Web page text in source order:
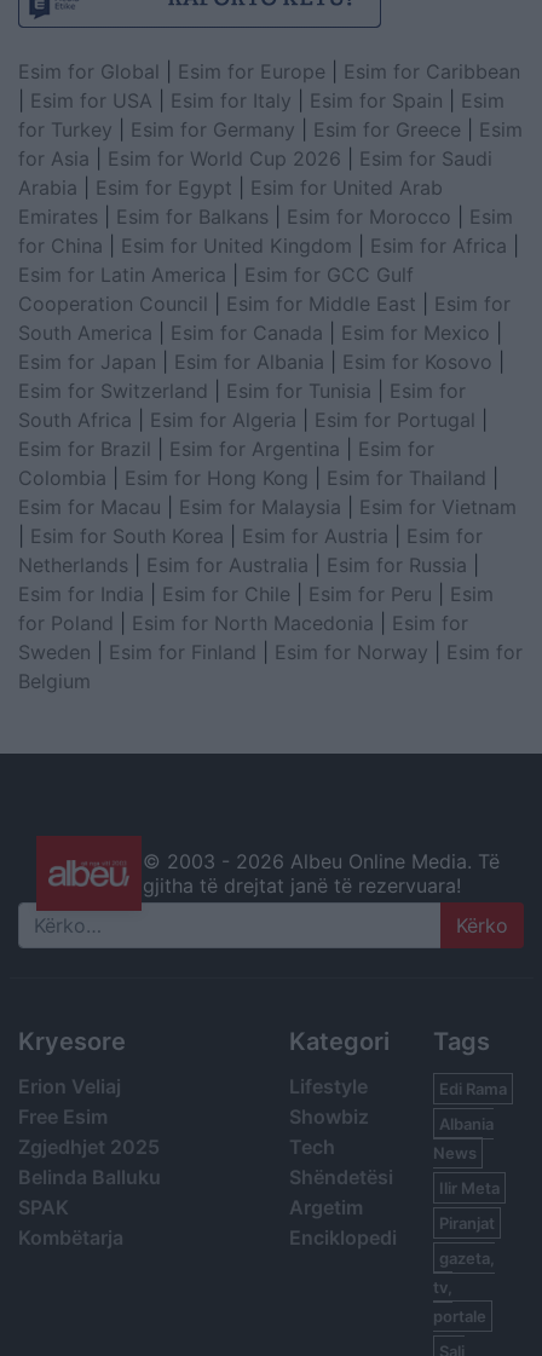
Esim for Global Esim for Europe
Esim for Caribbean
Esim for USA Esim for Italy Esim for Spain
Esim
for Turkey
Esim for Germany Esim for Greece
Esim
for Asia
Esim for World Cup 2026
Esim for Saudi
Arabia
Esim for Egypt
Esim for United Arab
Emirates
Esim for Balkans Esim for Morocco
Esim
for China
Esim for United Kingdom Esim for Africa
Esim for Latin America
Esim for GCC Gulf
Cooperation Council
Esim for Middle East
Esim for
South America
Esim for Canada Esim for Mexico
Esim for Japan
Esim for Albania Esim for Kosovo
Esim for Switzerland
Esim for Tunisia
Esim for
South Africa
Esim for Algeria Esim for Portugal
Esim for Brazil
Esim for Argentina
Esim for
Colombia
Esim for Hong Kong Esim for Thailand
Esim for Macau
Esim for Malaysia
Esim for Vietnam
Esim for South Korea Esim for Austria
Esim for
Netherlands
Esim for Australia Esim for Russia
Esim for India
Esim for Chile Esim for Peru
Esim
for Poland
Esim for North Macedonia
Esim for
Sweden
Esim for Finland Esim for Norway
Esim for
Belgium
© 2003 - 2026 Albeu Online Media. Të
gjitha të drejtat janë të rezervuara!
Search
Kryesore
Erion Veliaj
Free Esim
Zgjedhjet 2025
Belinda Balluku
SPAK
Kombëtarja
Kategori
Lifestyle
Showbiz
Tech
Shëndetësi
Argetim
Enciklopedi
Tags
Edi Rama
Albania
News
Ilir Meta
Piranjat
gazeta,
tv,
portale
Sali